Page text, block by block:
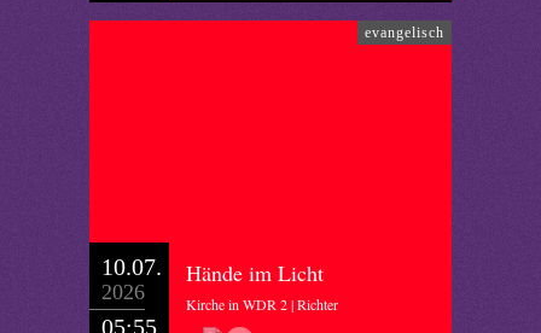
evangelisch
10.07.
2026
05:55
Hände im Licht
Kirche in WDR 2 | Richter